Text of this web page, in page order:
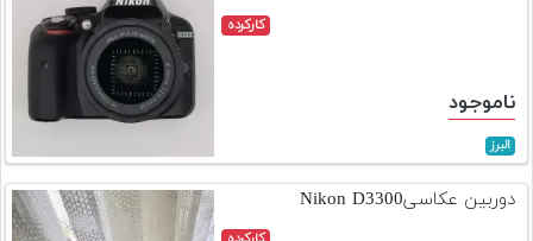
کارکرده
ناموجود
البرز
دوربین عکاسیNikon D3300